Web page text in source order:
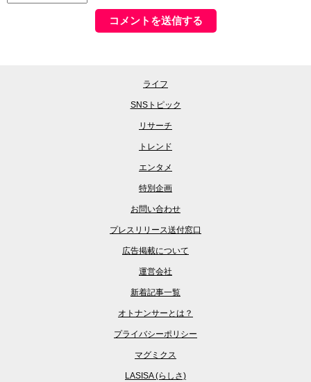
ライフ
SNSトピック
リサーチ
トレンド
エンタメ
特別企画
お問い合わせ
プレスリリース送付窓口
広告掲載について
運営会社
新着記事一覧
オトナンサーとは？
プライバシーポリシー
マグミクス
LASISA (らしさ)